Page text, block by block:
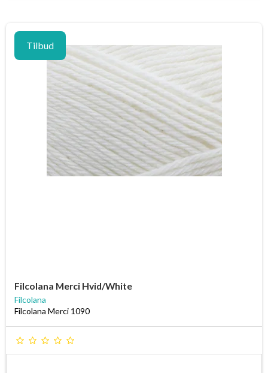
Tilbud
Filcolana Merci Hvid/White
Filcolana
Filcolana Merci 1090